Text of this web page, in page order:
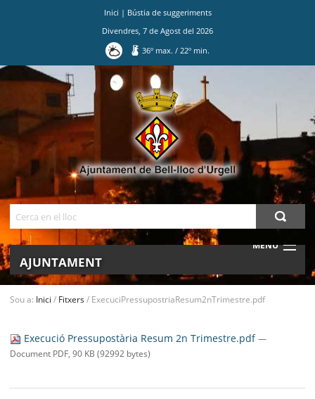
Inici | Bústia de suggeriments
Divendres 7 de Agost del 2026
36º max./ 22º min.
MENU
AJUNTAMENT
BELL-LLOC SOLUCIONA
Sou a: Inici / Fitxers/ ExecuciPressupostriaResum2nTrimestre.pdf
Execució Pressupostària Resum 2n Trimestre.pdf—
Document PDF, 90 KB (92992 bytes)